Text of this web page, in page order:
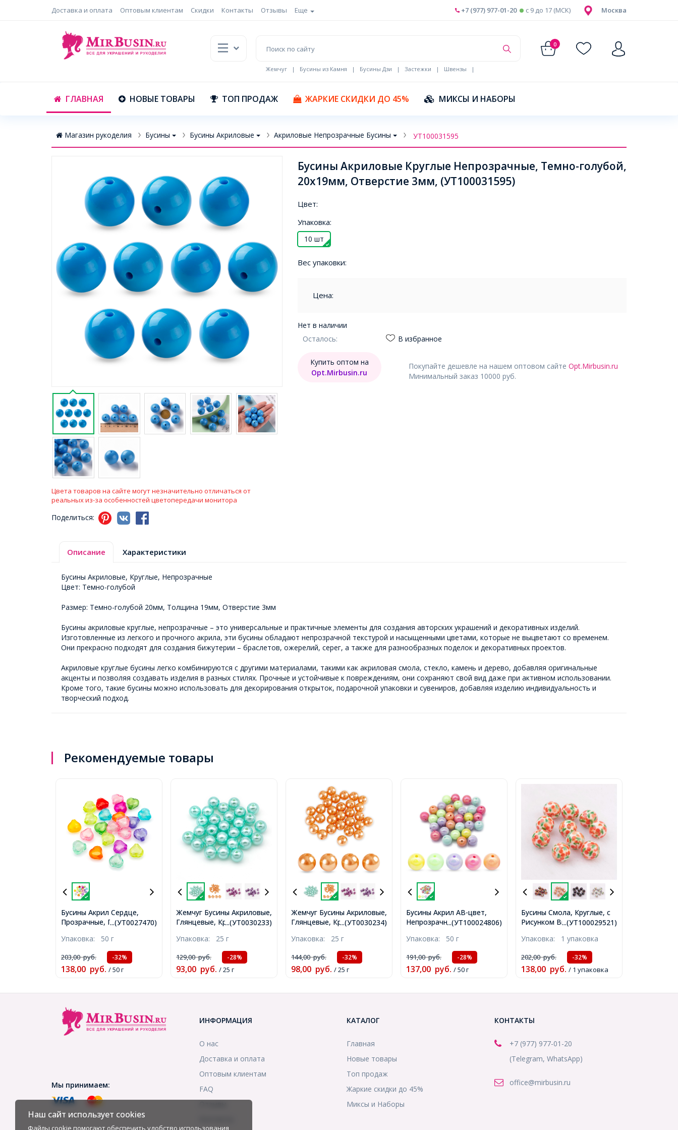
Доставка и оплата Оптовым клиентам Скидки Контакты Отзывы Еще Москва
+7 (977) 977-01-20 c 9 до 17 (МСК)
0
Жемчуг | Бусины из Камня | Бусины Дзи | Застежки | Швензы
|
ГЛАВНАЯ НОВЫЕ ТОВАРЫ ТОП ПРОДАЖ ЖАРКИЕ СКИДКИ ДО 45% МИКСЫ И НАБОРЫ
Магазин рукоделия Бусины Бусины Акриловые Акриловые Непрозрачные Бусины УТ100031595
Цвета товаров на сайте могут незначительно отличаться от
реальных из-за особенностей цветопередачи монитора
Поделиться:
Бусины Акриловые Круглые Непрозрачные, Темно-голубой,
20х19мм, Отверстие 3мм, (УТ100031595)
Цвет:
Упаковка:
10 шт
Вес упаковки:
Цена:
Нет в наличии
Осталось:
В избранное
Покупайте дешевле на нашем оптовом сайте Opt.Mirbusin.ru
Минимальный заказ 10000 руб.
Купить оптом на
Opt.Mirbusin.ru
Описание Характеристики
Бусины Акриловые, Круглые, Непрозрачные
Цвет: Темно-голубой
Размер: Темно-голубой 20мм, Толщина 19мм, Отверстие 3мм
Бусины акриловые круглые, непрозрачные – это универсальные и практичные элементы для создания авторских украшений и декоративных изделий.
Изготовленные из легкого и прочного акрила, эти бусины обладают непрозрачной текстурой и насыщенными цветами, которые не выцветают со временем.
Они прекрасно подходят для создания бижутерии – браслетов, ожерелий, серег, а также для разнообразных поделок и декоративных проектов.
Акриловые круглые бусины легко комбинируются с другими материалами, такими как акриловая смола, стекло, камень и дерево, добавляя оригинальные
акценты и позволяя создавать изделия в разных стилях. Прочные и устойчивые к повреждениям, они сохраняют свой вид даже при активном использовании.
Кроме того, такие бусины можно использовать для декорирования открыток, подарочной упаковки и сувениров, добавляя изделию индивидуальность и
творческий подход.
Рекомендуемые товары
...(УТ0027470)
Бусины Акрил Сердце,
Прозрачные, Граненые,
Микс, Размер: 20x19x11мм,
Отверстие 3мм, около
20шт/50г, (УТ0027470)
Упаковка: 50 г
203,00руб. -32%
138,00 руб. / 50 г
...(УТ0030233)
Жемчуг Бусины Акриловые,
Глянцевые, Круглые, Цвет:
Отв-тие 2.7мм, около
28шт/25г, (УТ0030233)
Упаковка: 25 г
129,00руб. -28%
93,00 руб. / 25 г
...(УТ0030234)
Жемчуг Бусины Акриловые,
Глянцевые, Круглые, Цвет:
12мм, Отв-тие 2.7мм,
около 28шт/25г,
(УТ0030234)
Упаковка: 25 г
144,00руб. -32%
98,00 руб. / 25 г
...(УТ100024806)
Бусины Акрил АВ-цвет,
Непрозрачные, Круглые,
2.5мм, около 32шт/50г,
(УТ100024806)
Упаковка: 50 г
191,00руб. -28%
137,00 руб. / 50 г
...(УТ100029521)
Бусины Смола, Круглые, с
Рисунком Вишни, Цвет:
Отверстие 2мм, 10шт/
упаковка, (УТ100029521)
Упаковка: 1 упаковка
202,00руб. -32%
138,00 руб. / 1 упаковка
Мы принимаем:
ИНФОРМАЦИЯ
О нас
Доставка и оплата
Оптовым клиентам
FAQ
КАТАЛОГ
Главная
Новые товары
Топ продаж
Жаркие скидки до 45%
Миксы и Наборы
КОНТАКТЫ
+7 (977) 977-01-20
(Telegram, WhatsApp)
office@mirbusin.ru
Наш сайт использует cookies
Файлы cookie помогают обеспечить удобство использования